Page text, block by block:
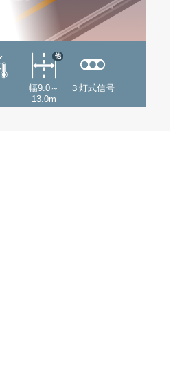
幅9.0～
13.0m
他
３灯式信号